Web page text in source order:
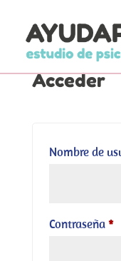
Acceder
Nombre de
Contraseña*